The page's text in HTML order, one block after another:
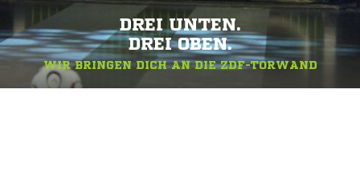
DREI UNTEN.
DREI OBEN.
WIR BRINGEN DICH AN DIE ZDF-TORWAND